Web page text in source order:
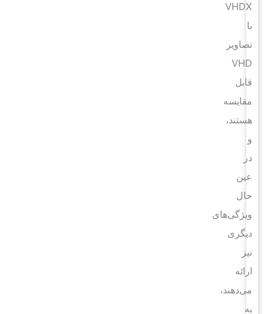
VHDX
تصاویر
VHD
قابل
مقایسه
هستند،
عین
حال
ویژگی‌های
دیگری
ارائه
می‌دهند،